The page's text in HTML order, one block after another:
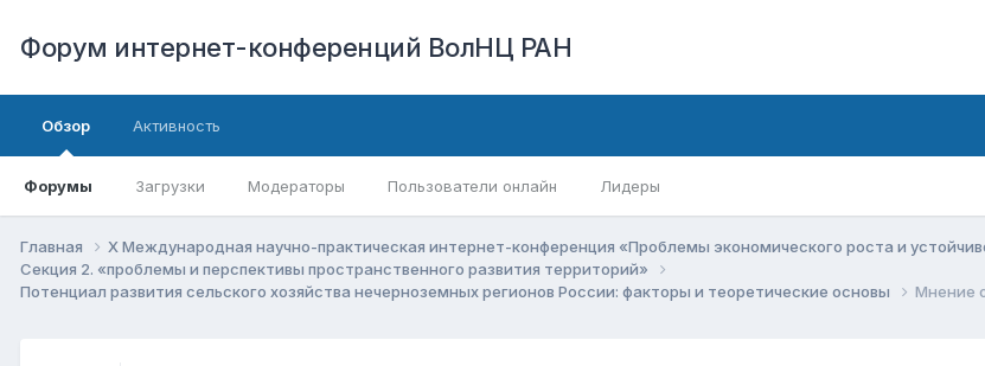
Форум интернет-конференций ВолНЦ РАН
Обзор
Форумы Загрузки Модераторы Пользователи онлайн Лидеры
Активность
Главная
X Международная научно-практическая интернет-конференция «Проблемы экономического роста и
Секция 2. «проблемы и перспективы пространственного развития территорий»
Потенциал развития сельского хозяйства нечерноземных регионов России: факторы и теоретические основы
Мнение